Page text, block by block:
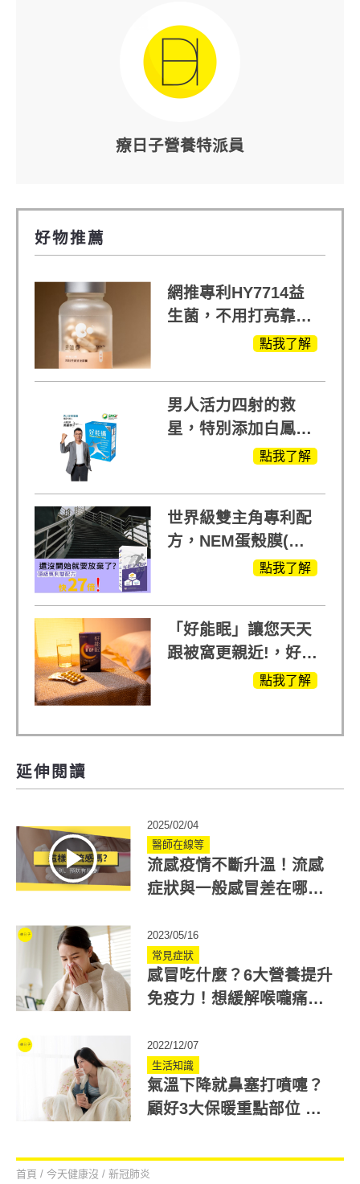
療日子營養特派員
好物推薦
網推專利HY7714益
生菌，不用打亮靠養
點我了解
男人活力四射的救
星，特別添加白鳳豆
萃取 五色瑪卡點我了解
世界級雙主角專利配
方，NEM蛋殼膜(蛋
白聚醣)+UCll原裝進
+軟骨素
點我了解
「好能眠」讓您天天
跟被窩更親近!，好能
生醫X陳亞蘭推薦!
點我了解
延伸閱讀
2025/02/04
醫師在線等
流感疫情不斷升溫！流感
症狀與一般感冒差在哪？
2023/05/16
常見症狀
感冒吃什麼？6大營養提升
免疫力！想緩解喉嚨痛、
2022/12/07
生活知識
氣溫下降就鼻塞打噴嚏？
顧好3大保暖重點部位 擊
首頁 / 今天健康沒 / 新冠肺炎